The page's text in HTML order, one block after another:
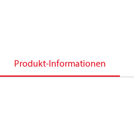
Produkt-Informationen